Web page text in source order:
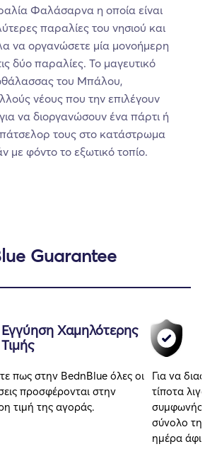
Φαλάσαρνα η οποία είναι
παραλίες του νησιού και
να οργανώσετε μία μονοήμερη
δύο παραλίες. Το μαγευτικό
του Μπάλου,
νέους που την επιλέγουν
να διοργανώσουν ένα πάρτι ή
τους στο κατάστρωμα
με φόντο το εξωτικό τοπίο.
Guarantee
Εγγύηση Χαμηλότερης
Τιμής
πως στην BednBlue όλες οι
προσφέρονται στην
τιμή της αγοράς.
Για να
τίποτα
σύνολο
ημέρα